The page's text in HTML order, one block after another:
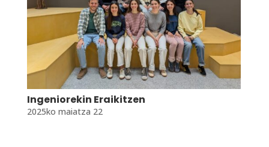
Ingeniorekin Eraikitzen
2025ko maiatza 22